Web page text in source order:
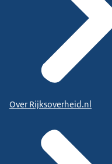
Over Rijksoverheid.nl